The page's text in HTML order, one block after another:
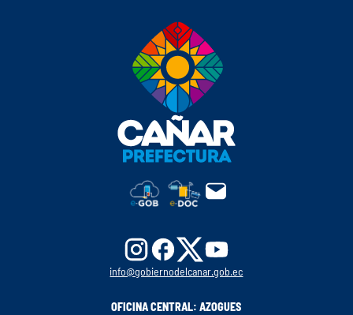
info@gobiernodelcanar.gob.ec
OFICINA CENTRAL: AZOGUES